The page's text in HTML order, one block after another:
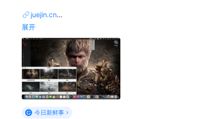
juejin.cn…
展开
今日新鲜事